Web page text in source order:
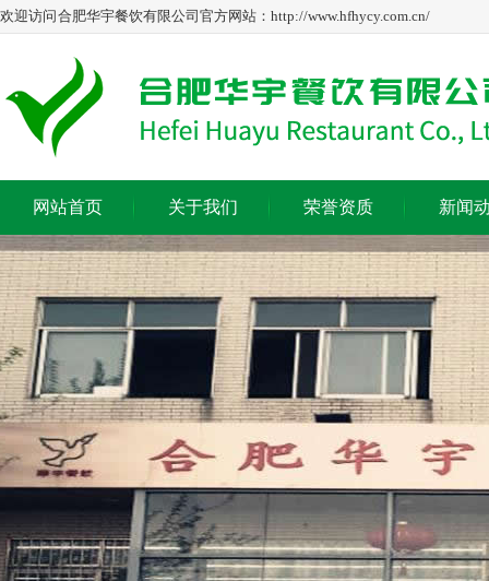
欢迎访问 合肥华宇餐饮有限公司官方网站：http://www.hfhycy.com.cn/
网站首页 关于我们 荣誉资质 新闻